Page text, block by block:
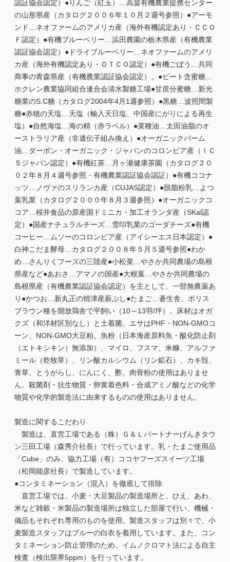
認証協会認定）●りんご（紅玉）…高畠有機農業提携センター
の山形県産（カタログ２００６年１０月２週号参照）●アーモ
ンド…ネオファームのアメリカ産（海外有機認定あり・ＣＣＯ
Ｆ認定）●有機ブルーベリー…浜田農園の栃木県産（有機農業
認証協会認定）●ドライブルーベリー…ネオファームのアメリ
カ産（海外有機認定あり・ＯＴＣＯ認定）●有機ごぼう…共同
商事の青森県産（有機農業認証協会認定）。●ビート含蜜糖…
ホクレン農業協同組合連合会清水製糖工場●甘蔗分蜜糖…新光
糖業のS.C糖（カタログ2004年4月1週参照）●黒糖…波照間製
糖●赤穂の天塩…天塩（輸入天日塩、中国産にがりによる再生
塩）●自然海塩…海の精（赤ラベル）●菜種油…太田油脂のオ
ーストラリア産（非遺伝子組み換え）●オーガニックパーム
油…ダーボン・オーガニック・ジャパンのコロンビア産（ＩＣ
Ｓジャパン認定）●有機紅茶…月ヶ瀬健康茶園（カタログ２０
０２年８月４週号参照・有機農業認証協会認証）●有機ココナ
ッツ…ノヴァのスリランカ産（CUJAS認定）●脱脂粉乳…よつ
葉乳業（カタログ２０００年８月３週参照）●オーガニックコ
コア…桜井食品の原産国ドミニカ・加工オランダ産（SKal認
定）●国産ナチュラルチーズ…雪印乳業のゴーダチーズ●有機
コーヒー…ムソーのコロンビア産（アイシーエス日本認定）●
白神こだま酵母…カタログ２００８年５月５週号参照●わか
め…さんりくフーズの三陸産●小松菜…やさか共同農場の島根
県産など●あおさ…アマノの国産●大根葉…やさか共同農場の
島根県産（有機農業認証協会認定）を主として、一部無農薬あ
り●かつお…新丸正の焼津産薪ぶし●たまご…蒼生舎。ボリス
ブラウン種を開放鶏舎で平飼い（10～13羽/坪）。床材はオガ
クズ（和洋材区別なし）と土着菌。エサはPHF・NON-GMOコ
ーン、NON-GMO大豆粕、魚粉（日本海産原料魚・酸化防止剤
（エトキシキン）無添加）、マイロ、フスマ、米糠、アルファ
ミール（乾牧草）、リン酸カルシウム（リン鉱石）、カキ殻、
青草、とうがらし、にんにく、酢。肉骨粉の使用はありませ
ん。殺菌剤・抗生物質・卵黄着色料・合成アミノ酸などの化学
物質や化学的製造法に由来するものの使用はありません。
製造に関するこだわり
製造は、直営工場である（株）Ｇ＆Ｌパートナーげんきタウ
ン三田工場（森秀介社長）で行っています。乳・たまご使用品
「Cube」のみ、協力工場（有）ココヤフーズスイーツ工場
（松岡能彦社長）で製造しています。
●コンタミネーション（混入）を徹底して排除
直営工場では、小麦・大豆製品の製造場所と、ひえ、あわ、
米など雑穀・米製品の製造場所は独立した部屋で行い、機械・
備品もそれぞれ専用のものを使用。製造スタッフは別々で、小
麦製造スタッフはブルーの白衣を着用しています。また、コン
タミネーション防止管理のため、イムノクロマト法による自主
検査（検出限界5ppm）を行っています。